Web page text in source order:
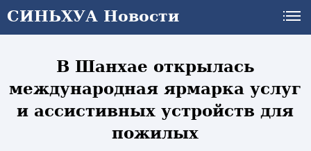
СИНЬХУА Новости
СИНЬХУА Новости
В Шанхае открылась
международная ярмарка услуг
и ассистивных устройств для
пожилых